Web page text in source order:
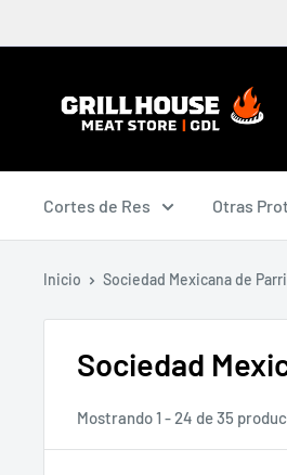
directamente
contenido
Cortes de Res Otras
Inicio Sociedad Mexicana de
Sociedad
Mostrando 1 - 24 de 35